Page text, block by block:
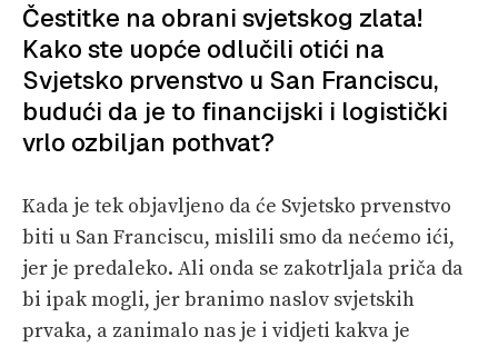
Čestitke na obrani svjetskog zlata!
Kako ste uopće odlučili otići na
Svjetsko prvenstvo u San Franciscu,
budući da je to financijski i logistički
vrlo ozbiljan pothvat?
Kada je tek objavljeno da će Svjetsko prvenstvo
biti u San Franciscu, mislili smo da nećemo ići,
jer je predaleko. Ali onda se zakotrljala priča da
bi ipak mogli, jer branimo naslov svjetskih
prvaka, a zanimalo nas je i vidjeti kakva je